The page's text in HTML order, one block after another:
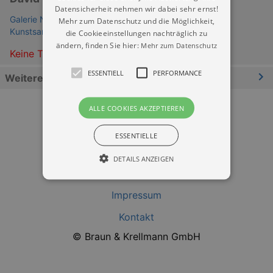
Galerie Neue Meister - im Albertinum Staatliche
Kunstsammlungen Dresden
Keine Termine
Weitere Informationen
Impressum
Kontakt
© Braun & Krellmann GmbH
Datensicherheit nehmen wir dabei sehr ernst!
Mehr zum Datenschutz und die Möglichkeit,
die Cookieeinstellungen nachträglich zu
ändern, finden Sie hier: Mehr zum Datenschutz
ESSENTIELL PERFORMANCE
ALLE COOKIES AKZEPTIEREN
ESSENTIELLE
DETAILS ANZEIGEN
grundlegenden Funktionen unserer Webseite